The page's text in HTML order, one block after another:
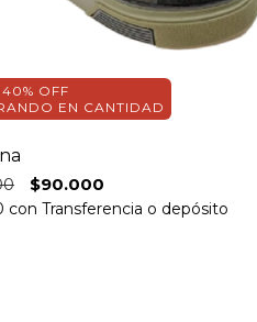
OFF
EN CANTIDAD
$90.000
con Transferencia o depósito